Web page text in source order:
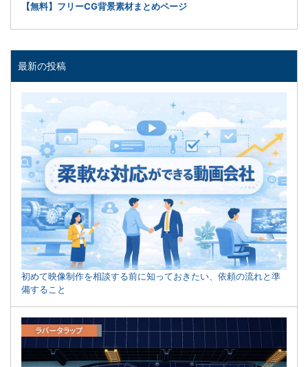
【無料】フリーCG背景素材まとめページ
最新の投稿
初めて映像制作を相談する前に知っておきたい、依頼の流れと準
備すること